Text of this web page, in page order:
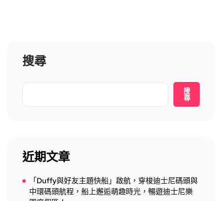
搜尋
搜
尋
近期文章
「Duffy與好友主題快船」啟航，穿梭迪士尼碼頭與
中環碼頭航程，船上邂逅萌趣時光，暢遊迪士尼樂